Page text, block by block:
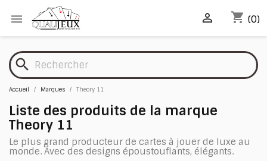
 shopping_cart (0)

search
Accueil Marques Theory 11
Liste des produits de la marque
Theory 11
Le plus grand producteur de cartes à jouer de luxe au
monde. Avec des designs époustouflants, élégants.